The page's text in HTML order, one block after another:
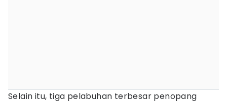
Selain itu, tiga pelabuhan terbesar penopang